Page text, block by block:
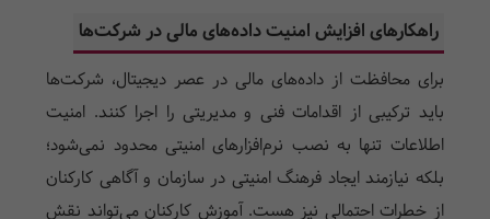
راهکارهای افزایش امنیت داده‌های مالی در شرکت‌ها
برای محافظت از داده‌های مالی در عصر دیجیتال، شرکت‌ها
باید ترکیبی از اقدامات فنی و مدیریتی را اجرا کنند. امنیت
اطلاعات تنها به نصب نرم‌افزارهای امنیتی محدود نمی‌شود؛
بلکه نیازمند ایجاد فرهنگ امنیتی در سازمان و آگاهی کارکنان
از خطرات احتمالی نیز هست. آموزش کارکنان می‌تواند نقش